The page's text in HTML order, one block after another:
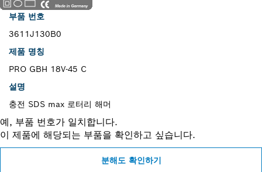
부품 번호
3611J130B0
제품 명칭
PRO GBH 18V-45 C
설명
충전 SDS max 로터리 해머
예, 부품 번호가 일치합니다.
이 제품에 해당되는 부품을 확인하고 싶습니다.
분해도 확인하기